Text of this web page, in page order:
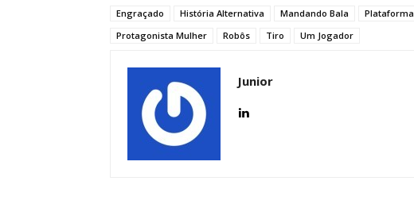
Engraçado
História Alternativa Mandando Bala Plataforma
Protagonista Mulher
Robôs Tiro Um Jogador
Junior